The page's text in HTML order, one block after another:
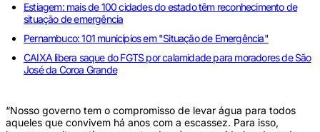
Estiagem: mais de 100 cidades do estado têm reconhecimento de
situação de emergência
Pernambuco: 101 municípios em "Situação de Emergência"
CAIXA libera saque do FGTS por calamidade para moradores de São
José da Coroa Grande
“Nosso governo tem o compromisso de levar água para todos
aqueles que convivem há anos com a escassez. Para isso,